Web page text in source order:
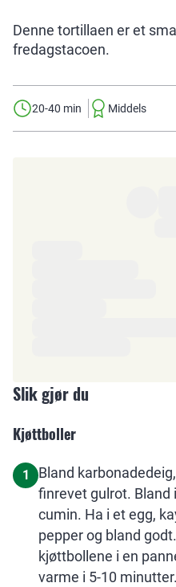
Denne tortillaen er et
fredagstacoen.
20-40 min Middels
Slik gjør du
Kjøttboller
1
Bland
finrevet gulrot. Bland
cumin. Ha i et egg,
pepper og bland
kjøttbollene i en
varme i 5-10 minutter.